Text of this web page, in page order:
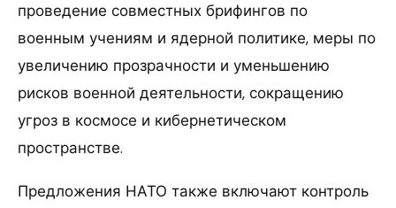
проведение совместных брифингов по
военным учениям и ядерной политике, меры по
увеличению прозрачности и уменьшению
рисков военной деятельности, сокращению
угроз в космосе и кибернетическом
пространстве.
Предложения НАТО также включают контроль